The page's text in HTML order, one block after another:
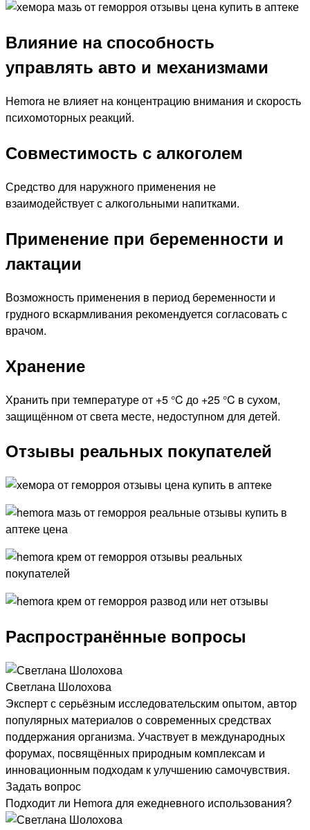
Влияние на способность
управлять авто и механизмами
Hemora не влияет на концентрацию внимания и скорость
психомоторных реакций.
Совместимость с алкоголем
Средство для наружного применения не
взаимодействует с алкогольными напитками.
Применение при беременности и
лактации
Возможность применения в период беременности и
грудного вскармливания рекомендуется согласовать с
врачом.
Хранение
Хранить при температуре от +5 °C до +25 °C в сухом,
защищённом от света месте, недоступном для детей.
Отзывы реальных покупателей
Распространённые вопросы
Светлана Шолохова
Эксперт с серьёзным исследовательским опытом, автор
популярных материалов о современных средствах
поддержания организма. Участвует в международных
форумах, посвящённых природным комплексам и
инновационным подходам к улучшению самочувствия.
Задать вопрос
Подходит ли Hemora для ежедневного использования?